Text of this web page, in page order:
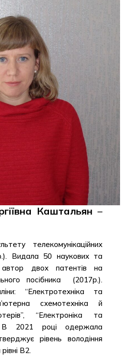
Каштальян –
телекомунікаційних
Видала 50 наукових та
двох патентів на
посібника (2017р.).
“Електротехніка та
схемотехніка й
“Електроніка та
В 2021 році одержала
рівень володіння
В2.